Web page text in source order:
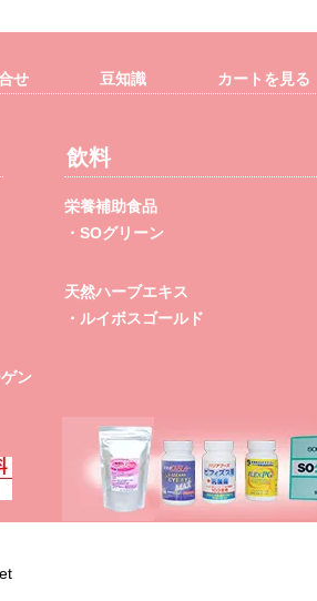
せ 豆知識 カートを見る
ン
飲料
栄養補助食品
・SOグリーン
天然ハーブエキス
・ルイボスゴールド